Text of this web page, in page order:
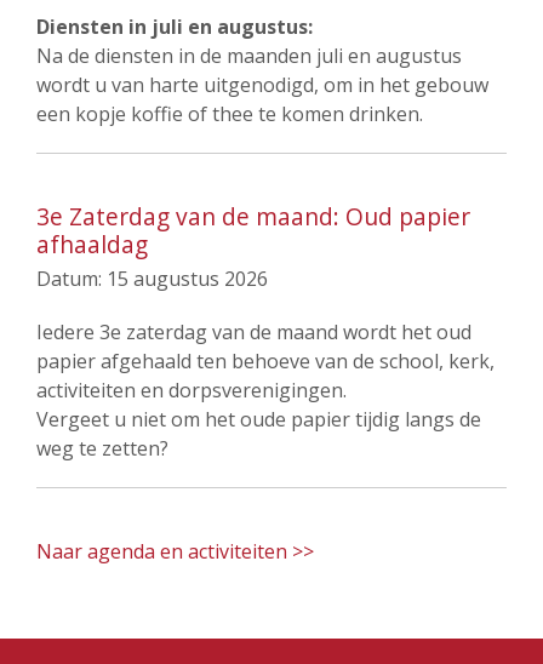
Diensten in juli en augustus:
Na de diensten in de maanden juli en augustus
wordt u van harte uitgenodigd, om in het gebouw
een kopje koffie of thee te komen drinken.
3e Zaterdag van de maand: Oud papier
afhaaldag
Datum: 15 augustus 2026
Iedere 3e zaterdag van de maand wordt het oud
papier afgehaald ten behoeve van de school, kerk,
activiteiten en dorpsverenigingen.
Vergeet u niet om het oude papier tijdig langs de
weg te zetten?
Naar agenda en activiteiten >>